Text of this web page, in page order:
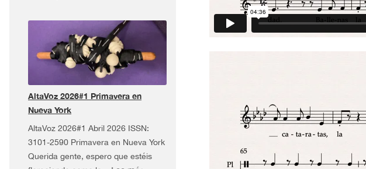
2026#2
Mayo
musical
AltaVoz 2026#1 Primavera en
Nueva York
AltaVoz 2026#1 Abril 2026 ISSN:
3101-2590 Primavera en Nueva York
Querida gente, espero que estéis